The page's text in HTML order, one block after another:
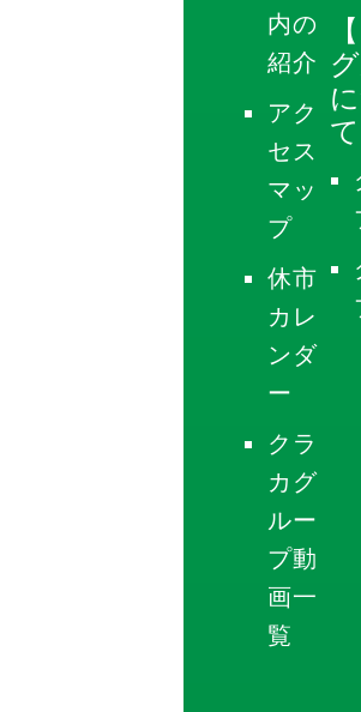
内の
紹介
アク
セス
マッ
プ
休市
カレ
ンダ
ー
クラ
カグ
ルー
プ動
画一
覧